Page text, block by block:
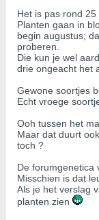
Het is pas rond 25
Planten gaan in
begin augustus;
proberen.
Die kun je wel
drie ongeacht het
Gewone soortjes
Echt vroege
Ooh tussen het
Maar dat duurt
toch ?
De forumgenetica
Misschien is dat
Als je het verslag
planten zien